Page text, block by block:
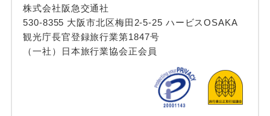
株式会社阪急交通社
530-8355 大阪市北区梅田2-5-25 ハービスOSAKA
観光庁長官登録旅行業第1847号
（一社）日本旅行業協会正会員